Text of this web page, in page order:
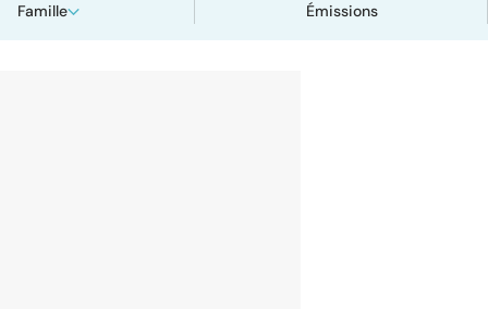
Famille Émissions